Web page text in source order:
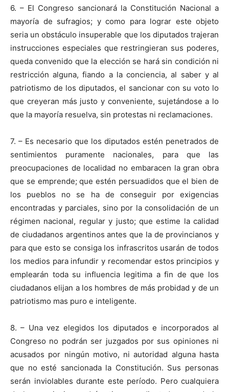
6. – El Congreso sancionará la Constitución Nacional a
mayoría de sufragios; y como para lograr este objeto
seria un obstáculo insuperable que los diputados trajeran
instrucciones especiales que restringieran sus poderes,
queda convenido que la elección se hará sin condición ni
restricción alguna, fiando a la conciencia, al saber y al
patriotismo de los diputados, el sancionar con su voto lo
que creyeran más justo y conveniente, sujetándose a lo
que la mayoría resuelva, sin protestas ni reclamaciones.
7. – Es necesario que los diputados estén penetrados de
sentimientos puramente nacionales, para que las
preocupaciones de localidad no embaracen la gran obra
que se emprende; que estén persuadidos que el bien de
los pueblos no se ha de conseguir por exigencias
encontradas y parciales, sino por la consolidación de un
régimen nacional, regular y justo; que estime la calidad
de ciudadanos argentinos antes que la de provincianos y
para que esto se consiga los infrascritos usarán de todos
los medios para infundir y recomendar estos principios y
emplearán toda su influencia legitima a fin de que los
ciudadanos elijan a los hombres de más probidad y de un
patriotismo mas puro e inteligente.
8. – Una vez elegidos los diputados e incorporados al
Congreso no podrán ser juzgados por sus opiniones ni
acusados por ningún motivo, ni autoridad alguna hasta
que no esté sancionada la Constitución. Sus personas
serán inviolables durante este período. Pero cualquiera